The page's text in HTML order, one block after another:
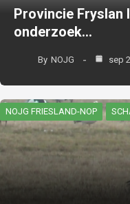
Provincie Fryslan
onderzoek…
By NOJG sep
NOJG FRIESLAND-NOP